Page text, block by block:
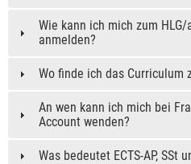
Wie kann ich mich zum
anmelden?
Wo finde ich das Curriculum
An wen kann ich mich bei
Account wenden?
Was bedeutet ECTS-AP, SSt